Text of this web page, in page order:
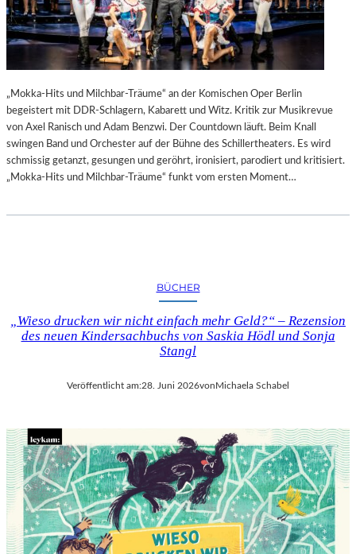
„Mokka-Hits und Milchbar-Träume“ an der Komischen Oper Berlin
begeistert mit DDR-Schlagern, Kabarett und Witz. Kritik zur Musikrevue
von Axel Ranisch und Adam Benzwi. Der Countdown läuft. Beim Knall
swingen Band und Orchester auf der Bühne des Schillertheaters. Es wird
schmissig getanzt, gesungen und geröhrt, ironisiert, parodiert und kritisiert.
„Mokka-Hits und Milchbar-Träume“ funkt vom ersten Moment…
BÜCHER
„Wieso drucken wir nicht einfach mehr Geld?“ – Rezension
des neuen Kindersachbuchs von Saskia Hödl und Sonja
Stangl
Veröffentlicht am:28. Juni 2026von Michaela Schabel